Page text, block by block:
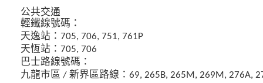
公共交通
輕鐵線號碼：
天逸站：705, 706, 751, 761P
天恆站：705, 706
巴士路線號碼：
九龍市區 / 新界區路線：69, 265B, 265M, 269M, 276A,